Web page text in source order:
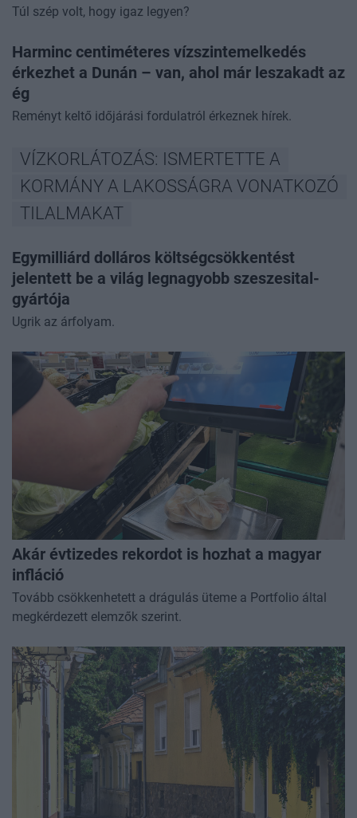
Túl szép volt, hogy igaz legyen?
Harminc centiméteres vízszintemelkedés
érkezhet a Dunán – van, ahol már leszakadt az
ég
Reményt keltő időjárási fordulatról érkeznek hírek.
VÍZKORLÁTOZÁS: ISMERTETTE A
KORMÁNY A LAKOSSÁGRA VONATKOZÓ
TILALMAKAT
Egymilliárd dolláros költségcsökkentést
jelentett be a világ legnagyobb szeszesital-
gyártója
Ugrik az árfolyam.
Akár évtizedes rekordot is hozhat a magyar
infláció
Tovább csökkenhetett a drágulás üteme a Portfolio által
megkérdezett elemzők szerint.